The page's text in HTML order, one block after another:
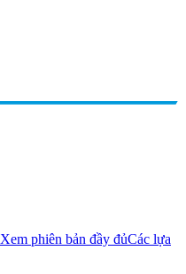
Xem phiên bản đầy đủCác lựa